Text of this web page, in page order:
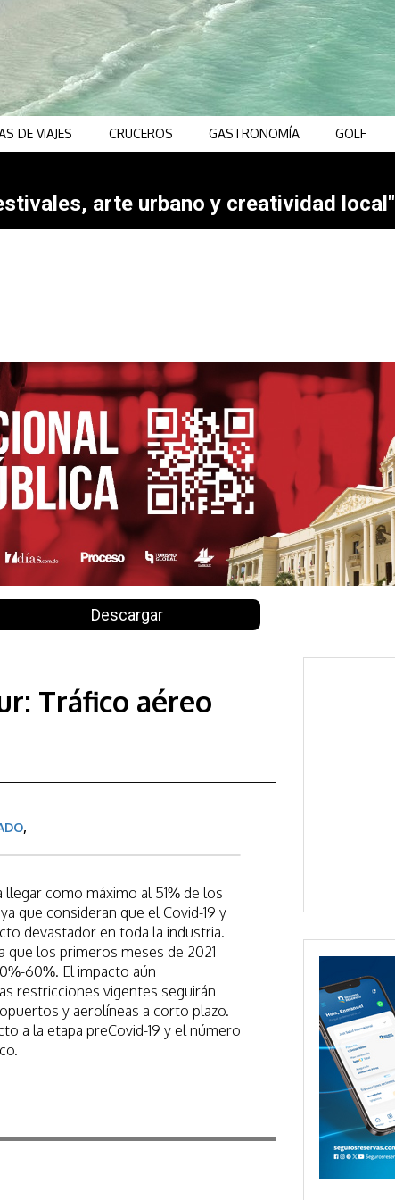
DE VIAJES CRUCEROS GASTRONOMÍA GOLF
arte urbano y creatividad local"
Descargar
Tráfico aéreo
,
como máximo al 51% de los
que consideran que el Covid-19 y
devastador en toda la industria.
que los primeros meses de 2021
60%. El impacto aún
restricciones vigentes seguirán
y aerolíneas a corto plazo.
a la etapa preCovid-19 y el número